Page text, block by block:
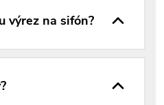
výrez na sifón?